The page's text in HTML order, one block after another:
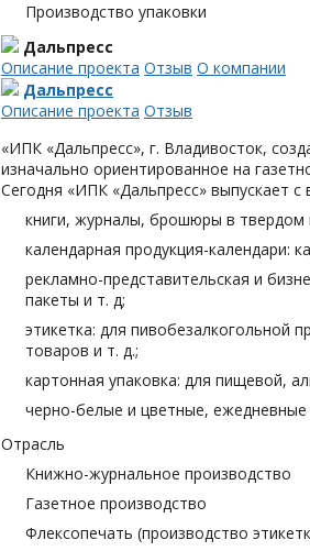
Производство упаковки
Дальпресс
Описание проекта Отзыв О компании
Дальпресс
Описание проекта Отзыв
«ИПК «Дальпресс», г. Владивосток,
изначально ориентированное на
Сегодня «ИПК «Дальпресс» выпускает
книги, журналы, брошюры в твердом
календарная продукция-календари:
рекламно-представительская и
пакеты и т. д;
этикетка: для пивобезалкогольной
товаров и т. д.;
картонная упаковка: для пищевой,
черно-белые и цветные,
Отрасль
Книжно-журнальное производство
Газетное производство
Флексопечать (производство